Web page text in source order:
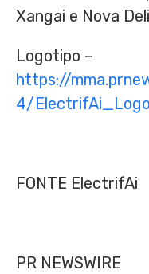
Xangai e Nova
Logotipo –
https://
4/
FONTE ElectrifAi
PR NEWSWIRE